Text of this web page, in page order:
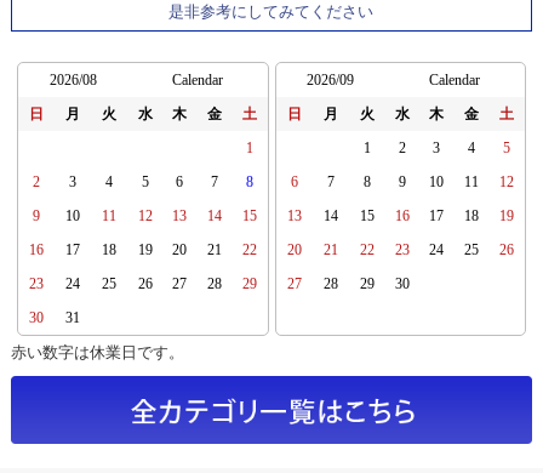
是非参考にしてみてください
2026/08 Calendar
日 月 火 水 木 金 土
1
2 3 4 5 6 7 8
9 10 11 12 13 14 15
16 17 18 19 20 21 22
23 24 25 26 27 28 29
30 31
2026/09 Calendar
日 月 火 水 木 金 土
1 2 3 4 5
6 7 8 9 10 11 12
13 14 15 16 17 18 19
20 21 22 23 24 25 26
27 28 29 30
赤い数字は休業日です。